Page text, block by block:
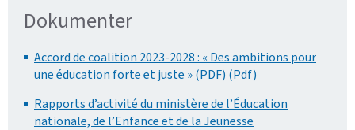
Dokumenter
Accord de coalition 2023-2028 : « Des ambitions pour
une éducation forte et juste » (PDF) (Pdf)
Rapports d’activité du ministère de l’Éducation
nationale, de l’Enfance et de la Jeunesse